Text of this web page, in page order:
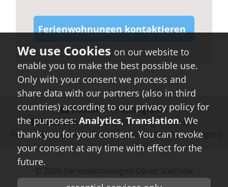
Ferienwohnungen kontaktieren
Kontakt ⋅ instagram⋅
facebook - Urlaub in MV - folgen Sie uns!
Impressum ⋅ Datenschutz(Zustimmungseinstellungen)
on our website to
enable you to make the best possible use.
Only with your consent we process and
share data with our partners (also in third
countries) according to our privacy policy for
the purposes: Analytics, Translation. We
thank you for your consent. You can revoke
your consent at any time with effect for the
future.